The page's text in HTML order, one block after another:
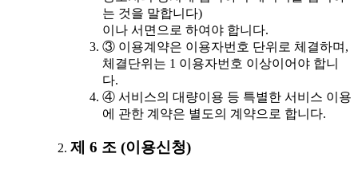
는 것을 말합니다)
이나 서면으로 하여야 합니다.
③ 이용계약은 이용자번호 단위로 체결하며,
체결단위는 1 이용자번호 이상이어야 합니
다.
④ 서비스의 대량이용 등 특별한 서비스 이용
에 관한 계약은 별도의 계약으로 합니다.
제 6 조 (이용신청)